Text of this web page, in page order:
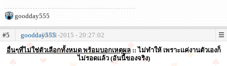
goodday555
#5 goodday55504-01-2015 - 20:27:02
อื่นๆที่ไม่ใช่ตัวเลือกทั้งหมด พร้อมบอกเหตุผล:: ไม่ทำให้ เพราะเเค่งานตัวเองก็
ไม่รอดเเล้ว (อันนี้ของจริง)